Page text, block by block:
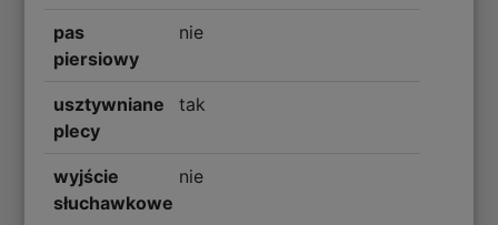
pas
piersiowy
nie
usztywniane
plecy
tak
wyjście
słuchawkowe
nie